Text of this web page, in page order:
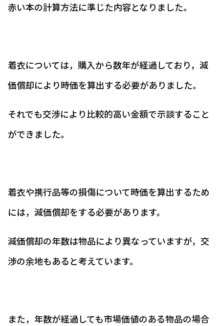
赤い本の計算方法に準じた内容となりました。
着衣については，購入から数年が経過しており，減
価償却により時価を算出する必要がありました。
それでも交渉により比較的高い金額で示談すること
ができました。
着衣や携行品等の損傷について時価を算出するため
には，減価償却をする必要があります。
減価償却の年数は物品により異なっていますが，交
渉の余地もあると考えています。
また，年数が経過しても市場価値のある物品の場合